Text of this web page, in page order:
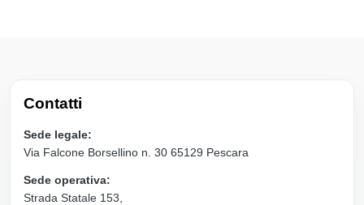
Contatti
Sede legale:
Via Falcone Borsellino n. 30 65129 Pescara
Sede operativa:
Strada Statale 153,